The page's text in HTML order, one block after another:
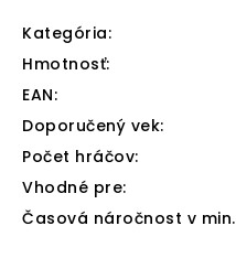
Kategória:
Hmotnosť:
EAN:
Doporučený vek:
Počet hráčov:
Vhodné pre:
Časová náročnost v min.